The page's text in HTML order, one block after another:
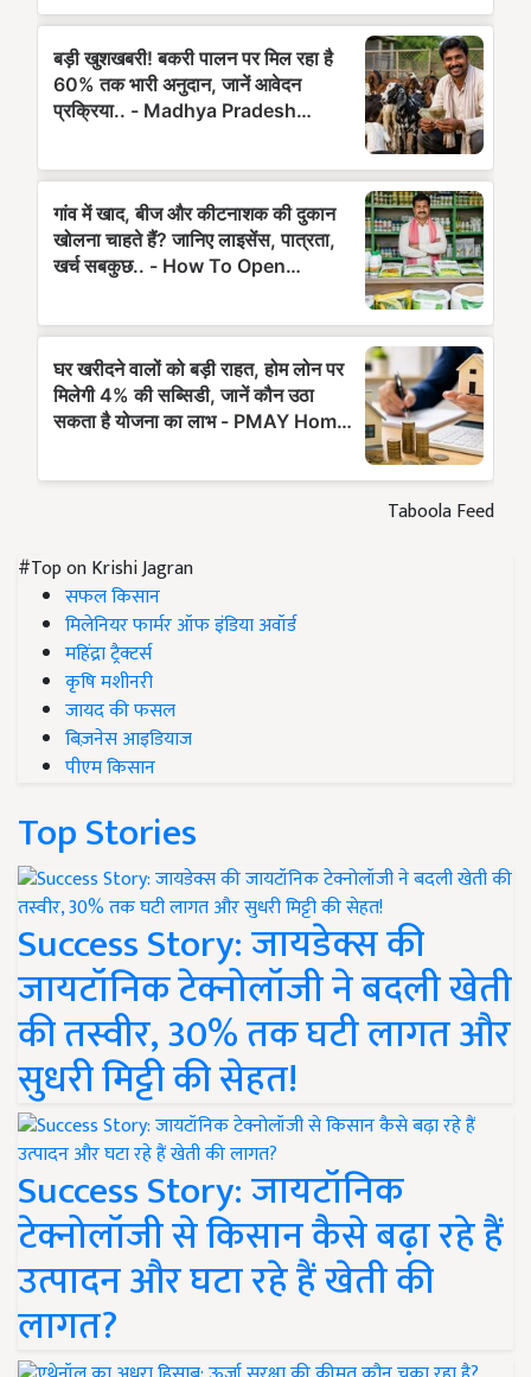
Taboola Feed
#Top on Krishi Jagran
सफल किसान
मिलेनियर फार्मर ऑफ इंडिया अवॉर्ड
महिंद्रा ट्रैक्टर्स
कृषि मशीनरी
जायद की फसल
बिज़नेस आइडियाज
पीएम किसान
Top Stories
Success Story: जायडेक्स की
जायटॉनिक टेक्नोलॉजी ने बदली खेती
की तस्वीर, 30% तक घटी लागत और
सुधरी मिट्टी की सेहत!
Success Story: जायटॉनिक
टेक्नोलॉजी से किसान कैसे बढ़ा रहे हैं
उत्पादन और घटा रहे हैं खेती की
लागत?